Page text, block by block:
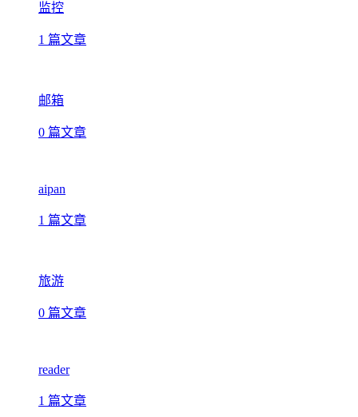
监控
1 篇文章
邮箱
0 篇文章
aipan
1 篇文章
旅游
0 篇文章
reader
1 篇文章